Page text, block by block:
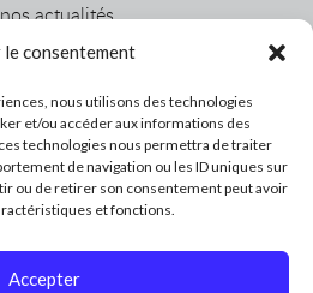
le consentement
nous utilisons des technologies
et/ou accéder aux informations des
technologies nous permettra de traiter
de navigation ou les ID uniques sur
ou de retirer son consentement peut avoir
et fonctions.
Accepter
actualités
Chalon Sur Saône :
5 rue Capitaine Drillien
sur Saône